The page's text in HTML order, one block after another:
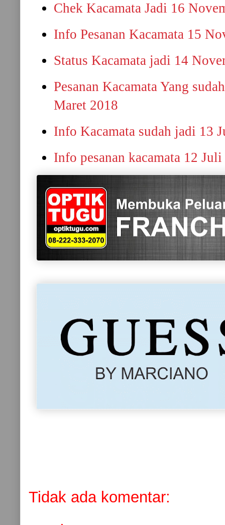
Chek Kacamata Jadi 16
Info Pesanan Kacamata 15
Status Kacamata jadi 14
Pesanan Kacamata Yang
Maret 2018
Info Kacamata sudah jadi 13
Info pesanan kacamata 12
Tidak ada komentar: